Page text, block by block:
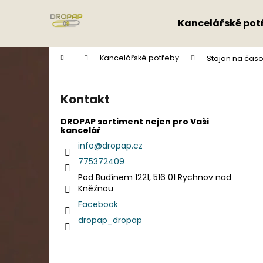
Kancelářské
Domů Kancelářské potřeby Stojan na
Kontakt
DROPAP sortiment nejen pro Vaši
kancelář
info@dropap.cz
775372409
Pod Budínem 1221, 516 01 Rychnov nad
Kněžnou
Facebook
dropap_dropap
í
Zpět
do
Zpět
do